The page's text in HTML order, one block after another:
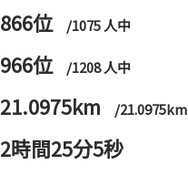
866位 /1075 人中
966位 /1208 人中
21.0975km /21.0975km
2時間25分5秒